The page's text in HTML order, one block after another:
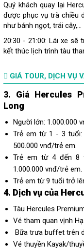
Quý khách quay lại
được phục vụ trà chiều
như bánh ngọt, trái cây,…
20:30 - 21:00: Lái xe sẽ
kết thúc lịch trình tàu
GIÁ TOUR, DỊCH VỤ
3. Giá Hercules
Long
Người lớn: 1.000.000
Trẻ em từ 1 - 3
500.000 vnđ/trẻ em.
Trẻ em từ 4 đến 8
1.000.000 vnđ/trẻ em.
Trẻ em từ 9 tuổi trở
4. Dịch vụ của
Tàu Hercules
Vé tham quan vịnh
Bữa trưa buffet trên
Vé thuyền Kayak/